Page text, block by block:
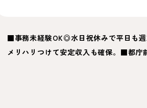
■事務未経験OK◎水日祝休みで平日も
メリハリつけて安定収入も確保。■都